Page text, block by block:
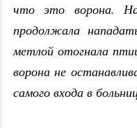
что это ворона.
продолжала
метлой отогнала
ворона не
самого входа в